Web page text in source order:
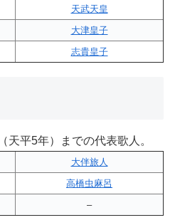
天武天皇
大津皇子
志貴皇子
天平5年）までの代表歌人。
大伴旅人
高橋虫麻呂
–